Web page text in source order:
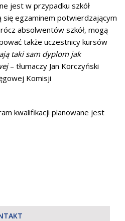
jest w przypadku szkół
egzaminem potwierdzającym
absolwentów szkół, mogą
także uczestnicy kursów
taki sam dyplom jak
– tłumaczy Jan Korczyński
Komisji
kwalifikacji planowane jest